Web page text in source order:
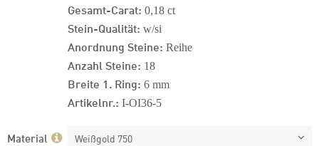
Gesamt-Carat: 0,18 ct
Stein-Qualität: w/si
Anordnung Steine: Reihe
Anzahl Steine: 18
Breite 1. Ring: 6 mm
Artikelnr.: I-OI36-5
Material Weißgold 750